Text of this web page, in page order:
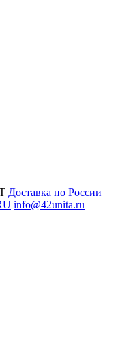
Доставка по России
info@42unita.ru